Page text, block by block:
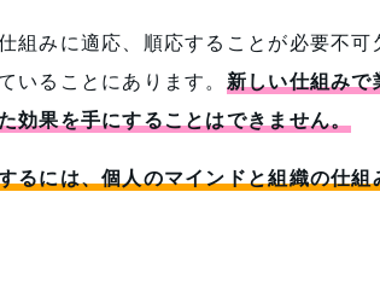
みに適応、順応することが必要不可
ることにあります。 新しい仕組み
効果を手にすることはできません。
るには、個人のマインドと組織の仕